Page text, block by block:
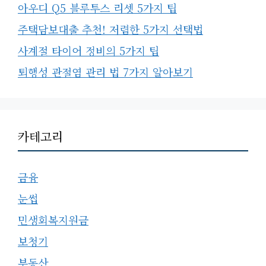
아우디 Q5 블루투스 리셋 5가지 팁
주택담보대출 추천! 저렴한 5가지 선택법
사계절 타이어 정비의 5가지 팁
퇴행성 관절염 관리 법 7가지 알아보기
카테고리
금융
눈썹
민생회복지원금
보청기
부동산